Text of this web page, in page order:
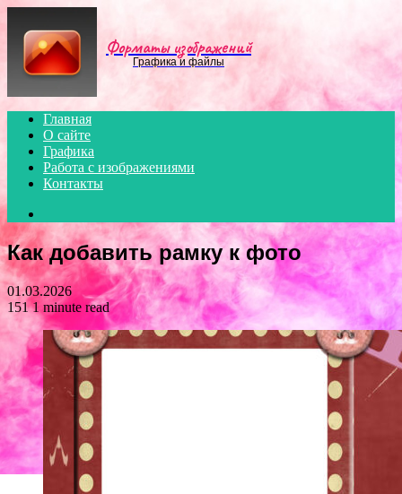
Форматы изображений
Графика и файлы
Главная
О сайте
Графика
Работа с изображениями
Контакты
for
Как добавить рамку к фото
01.03.2026
1511 minute read